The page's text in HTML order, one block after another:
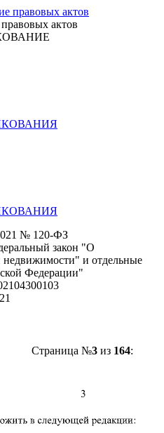
актов
№ 120-ФЗ
закон "О
недвижимости" и отдельные
Федерации"
Страница №3из 164: